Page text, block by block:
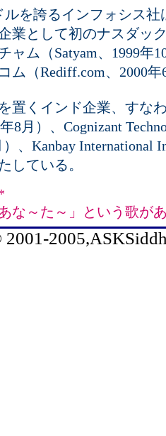
を誇るインフォシス社
業として初のナスダッ
ャム（Satyam、1999年
ム（Rediff.com、2000
置くインド企業、すな
8月）、Cognizant
、Kanbay International
している。
な～た～」という歌が